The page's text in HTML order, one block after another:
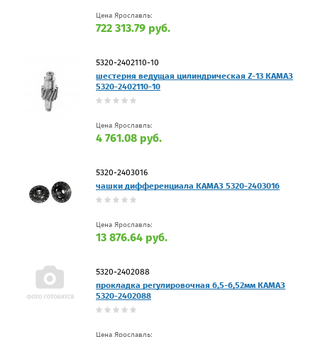
Цена Ярославль:
722 313.79 руб.
5320-2402110-10
шестерня ведущая цилиндрическая Z-13 КАМАЗ
5320-2402110-10
Цена Ярославль:
4 761.08 руб.
5320-2403016
чашки дифференциала КАМАЗ 5320-2403016
Цена Ярославль:
13 876.64 руб.
5320-2402088
прокладка регулировочная 6,5-6,52мм КАМАЗ
5320-2402088
Цена Ярославль: